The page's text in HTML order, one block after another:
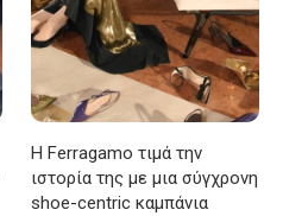
Η Ferragamo τιμά την
ιστορία της με μια σύγχρονη
shoe-centric καμπάνια